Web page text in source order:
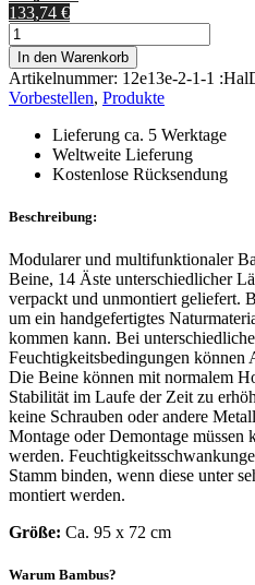
133,74 €
Tischmodell
Menge
In den Warenkorb
Artikelnummer: 12e13e-2-1-1
Vorbestellen, Produkte
Lieferung ca. 5 Werktage
Weltweite Lieferung
Kostenlose Rücksendung
Beschreibung:
Modularer und multifunktionaler
Beine, 14 Äste unterschiedlicher
verpackt und unmontiert geliefert.
um ein handgefertigtes
kommen kann. Bei
Feuchtigkeitsbedingungen können
Die Beine können mit normalem
Stabilität im Laufe der Zeit zu
keine Schrauben oder andere
Montage oder Demontage müssen
werden.
Stamm binden, wenn diese unter
montiert werden.
Größe: Ca. 95 x 72 cm
Warum Bambus?